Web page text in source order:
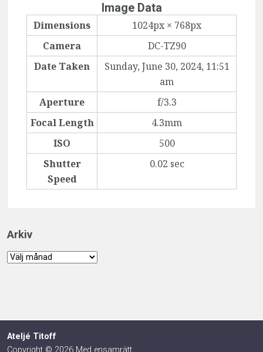
Image Data
Dimensions
1024px × 768px
Camera
DC-TZ90
Date Taken
Sunday, June 30, 2024, 11:51
am
Aperture
f/3.3
Focal Length
4.3mm
ISO
500
Shutter
Speed
0.02 sec
Arkiv
Arkiv
Ateljé Titoff